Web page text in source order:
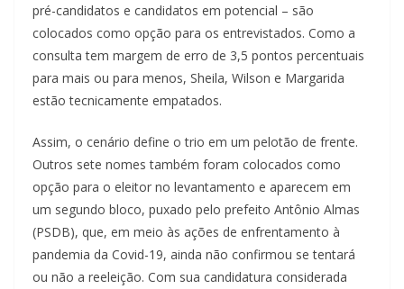
pré-candidatos e candidatos em potencial – são
colocados como opção para os entrevistados. Como a
consulta tem margem de erro de 3,5 pontos percentuais
para mais ou para menos, Sheila, Wilson e Margarida
estão tecnicamente empatados.
Assim, o cenário define o trio em um pelotão de frente.
Outros sete nomes também foram colocados como
opção para o eleitor no levantamento e aparecem em
um segundo bloco, puxado pelo prefeito Antônio Almas
(PSDB), que, em meio às ações de enfrentamento à
pandemia da Covid-19, ainda não confirmou se tentará
ou não a reeleição. Com sua candidatura considerada